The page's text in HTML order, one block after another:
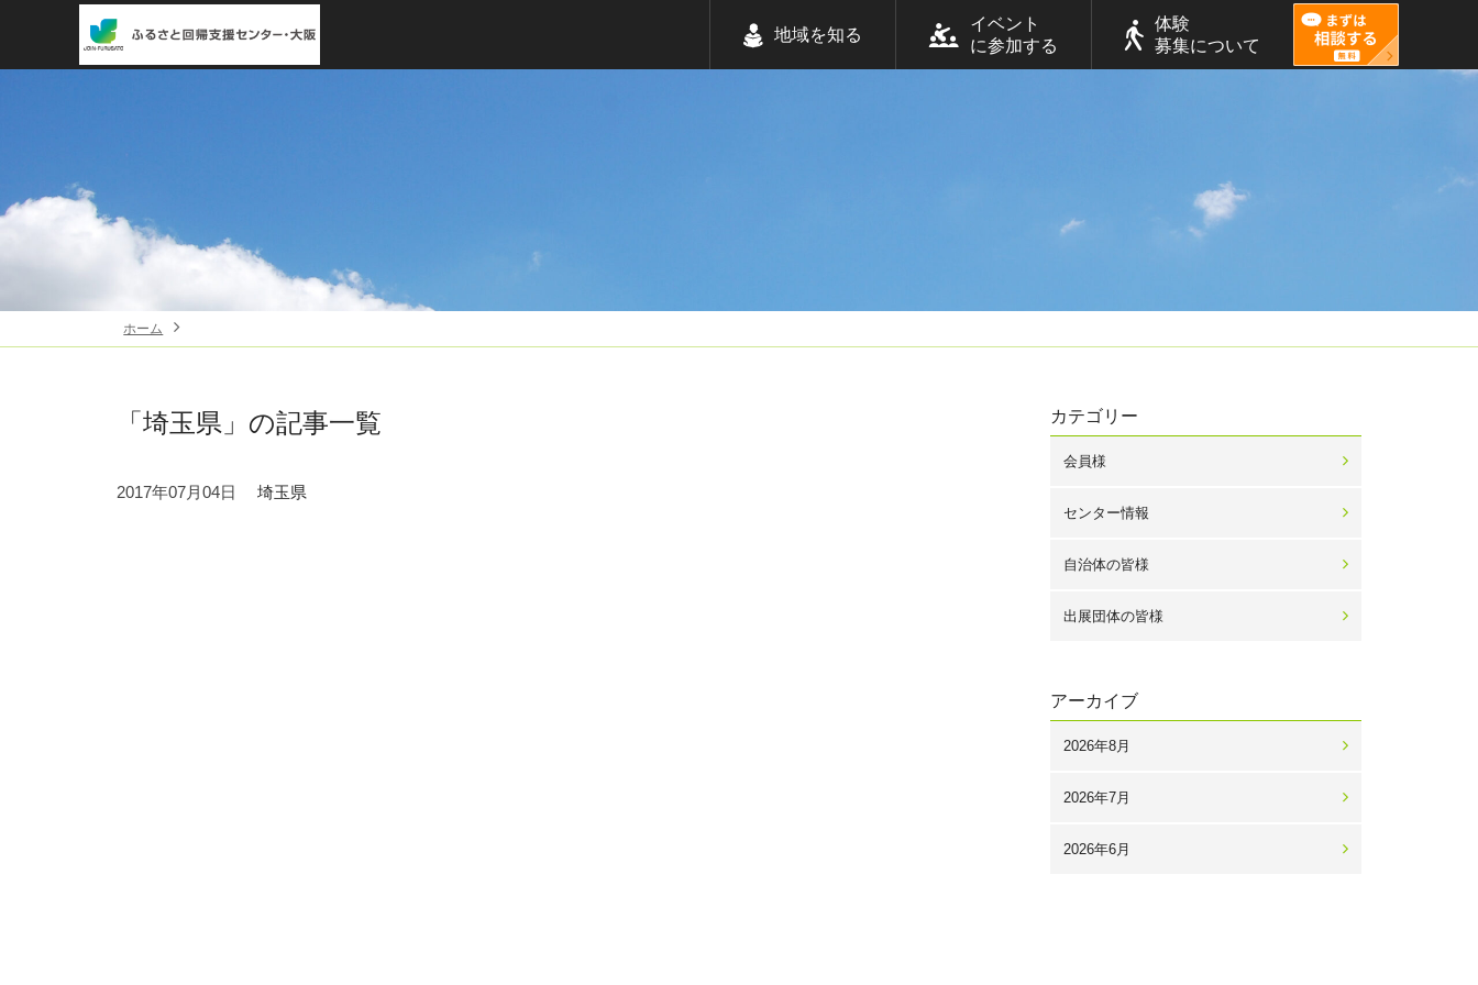
地域を知る
イベント
に参加する
体験
募集について
ホーム
「埼玉県」 の記事一覧
2017年07月04日 埼玉県
カテゴリー
会員様
センター情報
自治体の皆様
出展団体の皆様
アーカイブ
2026年8月
2026年7月
2026年6月